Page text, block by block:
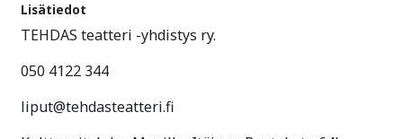
Lisätiedot
TEHDAS teatteri -yhdistys ry.
050 4122 344
liput@tehdasteatteri.fi